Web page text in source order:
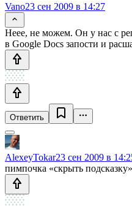
Vano23 сен 2009 в 14:27
Неее, не можем. Он у нас с
в Google Docs запости и
Ответить
AlexeyTokar23 сен 2009 в
пимпочка «скрыть